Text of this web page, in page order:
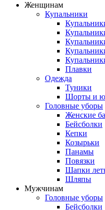
Женщинам
Купальники
Плавки
Одежда
Туники
Шорты и
Головные уборы
Женские
Бейсболки
Кепки
Козырьки
Панамы
Повязки
Шапки
Шляпы
Мужчинам
Головные уборы
Бейсболки